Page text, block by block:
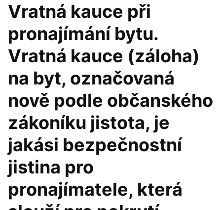
Vratná kauce při
pronajímání bytu.
Vratná kauce (záloha)
na byt, označovaná
nově podle občanského
zákoníku jistota, je
jakási bezpečnostní
jistina pro
pronajímatele, která